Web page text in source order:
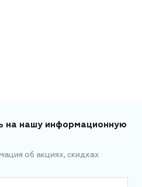
на нашу информационную
об акциях, скидках